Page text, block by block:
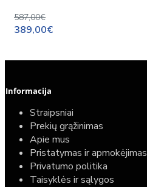
587,00€
389,00€
Informacija
Straipsniai
Prekių grąžinimas
Apie mus
Pristatymas ir apmokėjimas
Privatumo politika
Taisyklės ir sąlygos